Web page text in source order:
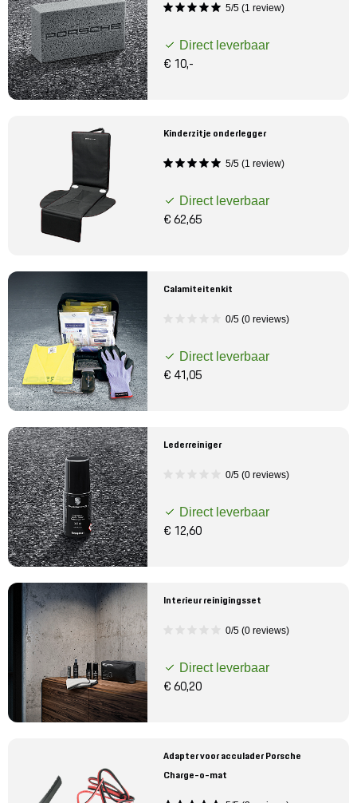
5/5 (1 review)
Direct leverbaar
€ 10,-
Kinderzitje onderlegger
5/5 (1 review)
Direct leverbaar
€ 62,65
Calamiteitenkit
0/5 (0 reviews)
Direct leverbaar
€ 41,05
Lederreiniger
0/5 (0 reviews)
Direct leverbaar
€ 12,60
Interieur reinigingsset
0/5 (0 reviews)
Direct leverbaar
€ 60,20
Adapter voor acculader Porsche
Charge-o-mat